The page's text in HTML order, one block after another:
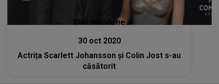
Stiri mondene
30 oct 2020
Actrița Scarlett Johansson și Colin Jost s-au
căsătorit